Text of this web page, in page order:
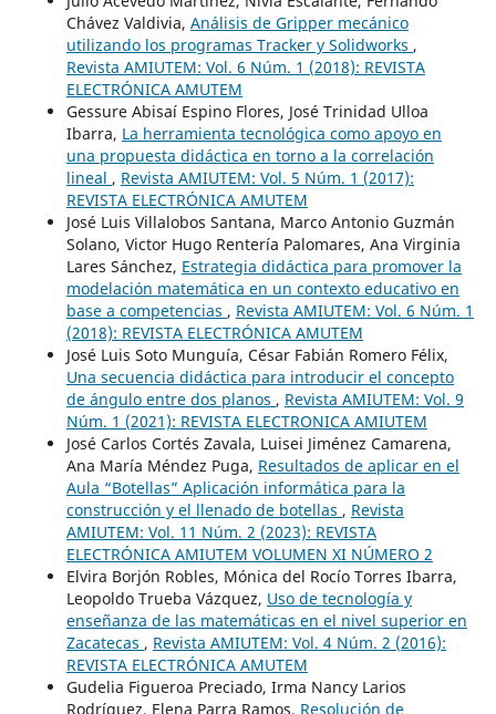
Chávez Valdivia, Análisis de Gripper mecánico
utilizando los programas Tracker y Solidworks ,
Revista AMIUTEM: Vol. 6 Núm. 1 (2018): REVISTA
ELECTRÓNICA AMUTEM
Gessure Abisaí Espino Flores, José Trinidad Ulloa
Ibarra, La herramienta tecnológica como apoyo en
una propuesta didáctica en torno a la correlación
lineal , Revista AMIUTEM: Vol. 5 Núm. 1 (2017):
REVISTA ELECTRÓNICA AMUTEM
José Luis Villalobos Santana, Marco Antonio Guzmán
Solano, Victor Hugo Rentería Palomares, Ana Virginia
Lares Sánchez, Estrategia didáctica para promover la
modelación matemática en un contexto educativo en
base a competencias , Revista AMIUTEM: Vol. 6 Núm. 1
(2018): REVISTA ELECTRÓNICA AMUTEM
José Luis Soto Munguía, César Fabián Romero Félix,
Una secuencia didáctica para introducir el concepto
de ángulo entre dos planos , Revista AMIUTEM: Vol. 9
Núm. 1 (2021): REVISTA ELECTRONICA AMIUTEM
José Carlos Cortés Zavala, Luisei Jiménez Camarena,
Ana María Méndez Puga, Resultados de aplicar en el
Aula “Botellas” Aplicación informática para la
construcción y el llenado de botellas , Revista
AMIUTEM: Vol. 11 Núm. 2 (2023): REVISTA
ELECTRÓNICA AMIUTEM VOLUMEN XI NÚMERO 2
Elvira Borjón Robles, Mónica del Rocío Torres Ibarra,
Leopoldo Trueba Vázquez, Uso de tecnología y
enseñanza de las matemáticas en el nivel superior en
Zacatecas , Revista AMIUTEM: Vol. 4 Núm. 2 (2016):
REVISTA ELECTRÓNICA AMUTEM
Gudelia Figueroa Preciado, Irma Nancy Larios
Rodríguez, Elena Parra Ramos, Resolución de